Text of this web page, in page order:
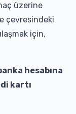
üzerine
çevresindeki
için,
hesabına
kartı